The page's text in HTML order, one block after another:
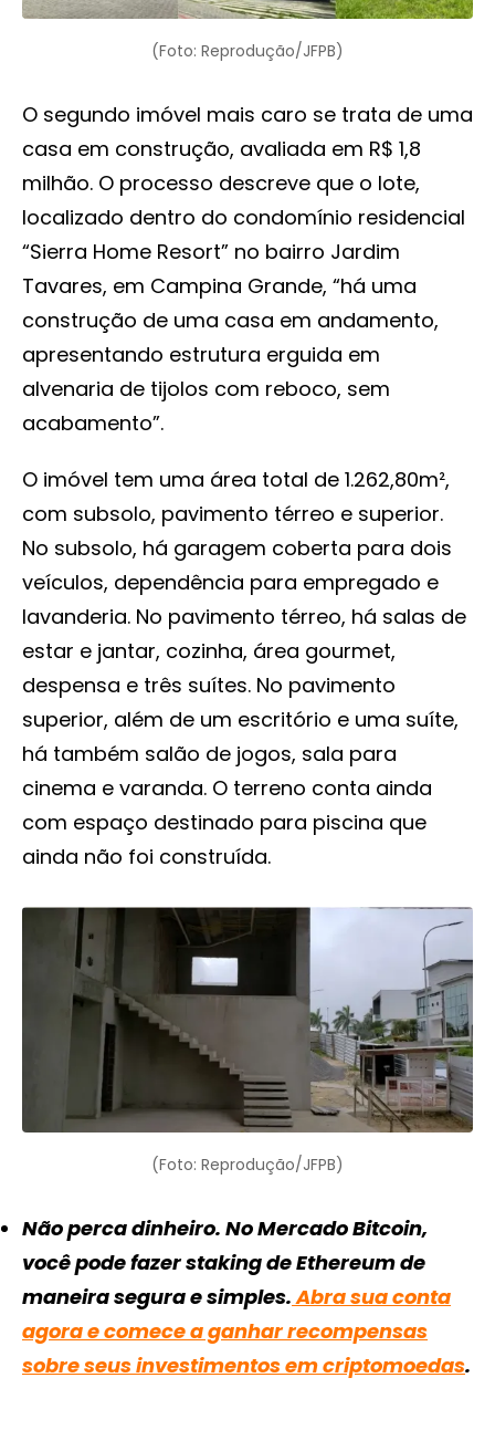
(Foto: Reprodução/JFPB)
O segundo imóvel mais caro se trata de uma
casa em construção, avaliada em R$ 1,8
milhão. O processo descreve que o lote,
localizado dentro do condomínio residencial
“Sierra Home Resort” no bairro Jardim
Tavares, em Campina Grande, “há uma
construção de uma casa em andamento,
apresentando estrutura erguida em
alvenaria de tijolos com reboco, sem
acabamento”.
O imóvel tem uma área total de 1.262,80m²,
com subsolo, pavimento térreo e superior.
No subsolo, há garagem coberta para dois
veículos, dependência para empregado e
lavanderia. No pavimento térreo, há salas de
estar e jantar, cozinha, área gourmet,
despensa e três suítes. No pavimento
superior, além de um escritório e uma suíte,
há também salão de jogos, sala para
cinema e varanda. O terreno conta ainda
com espaço destinado para piscina que
ainda não foi construída.
(Foto: Reprodução/JFPB)
Não perca dinheiro. No Mercado Bitcoin,
você pode fazer staking de Ethereum de
maneira segura e simples.Abra sua conta
agora e comece a ganhar recompensas
sobre seus investimentos em criptomoedas.